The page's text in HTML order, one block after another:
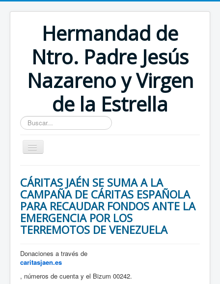
Hermandad de
Ntro. Padre Jesús
Nazareno y Virgen
de la Estrella
Buscar...
CÁRITAS JAÉN SE SUMA A LA
CAMPAÑA DE CÁRITAS ESPAÑOLA
PARA RECAUDAR FONDOS ANTE LA
EMERGENCIA POR LOS
TERREMOTOS DE VENEZUELA
Donaciones a través de
caritasjaen.es
, números de cuenta y el Bizum 00242.